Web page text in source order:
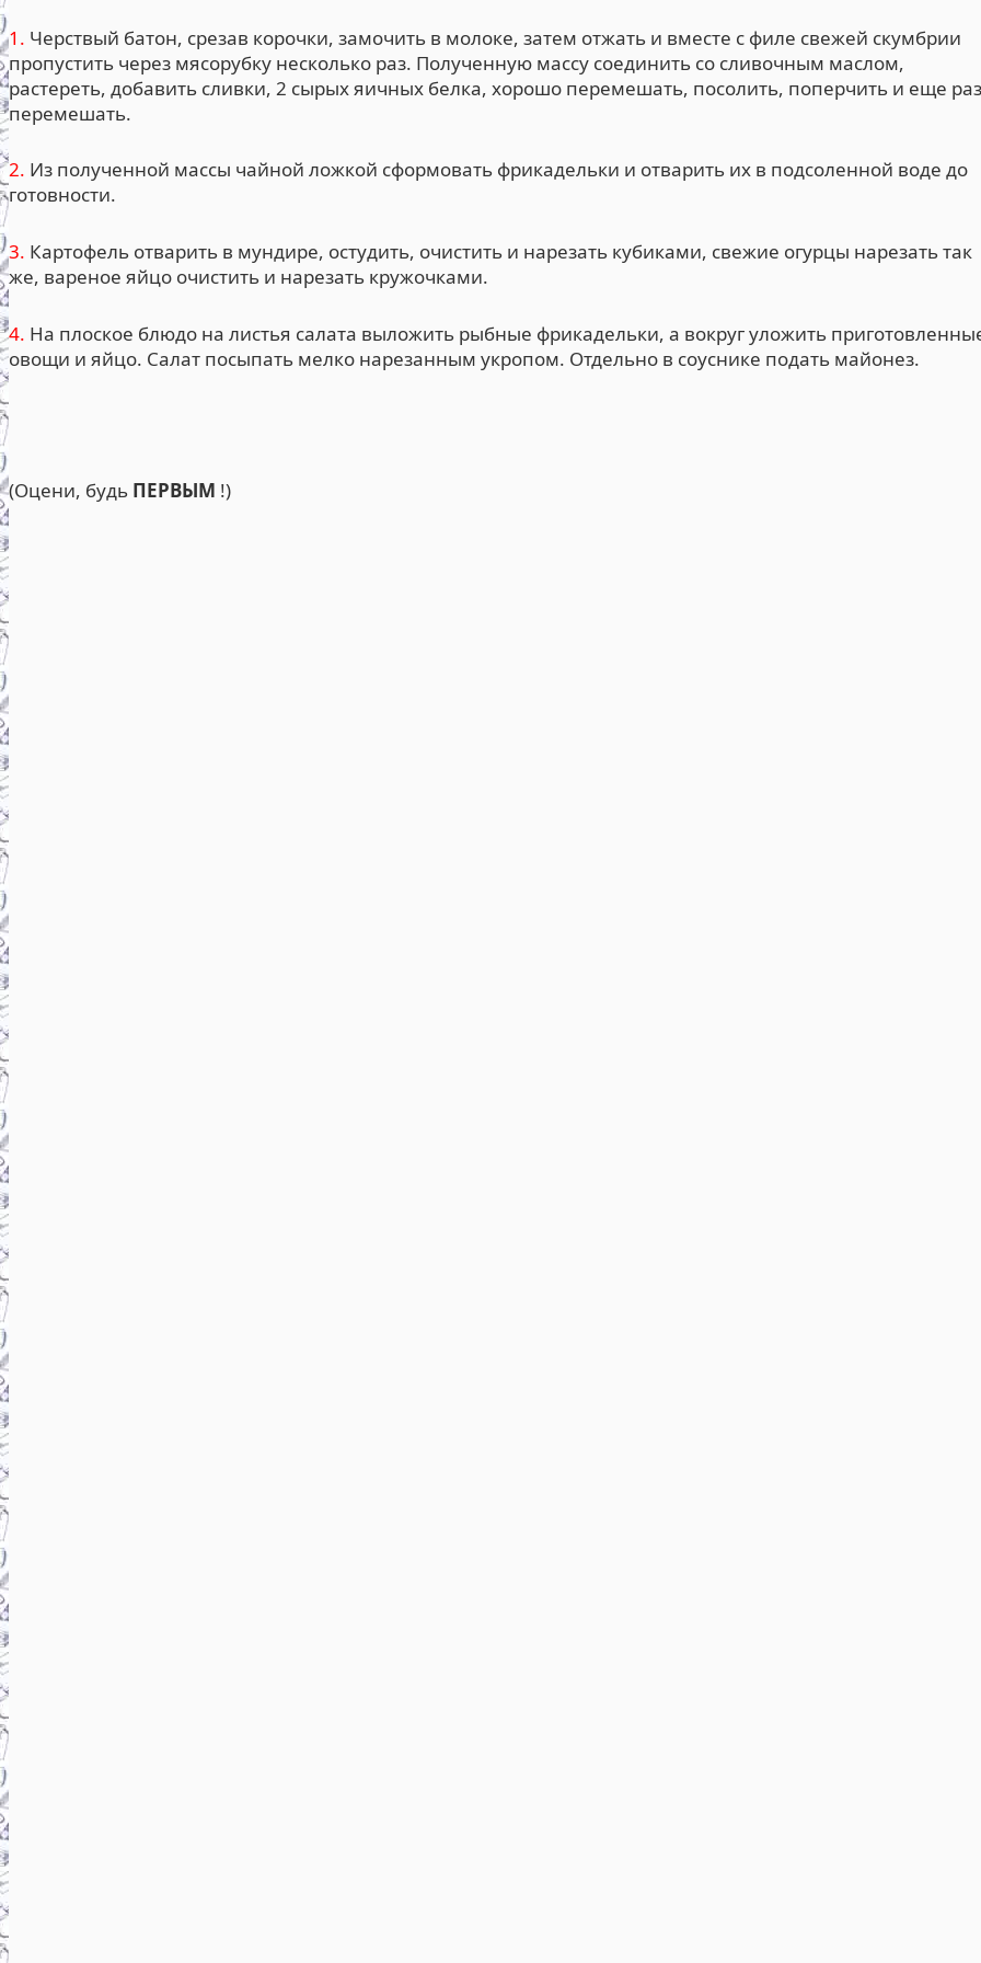
1. Черствый батон, срезав корочки, замочить в молоке, затем отжать и вместе с филе свежей скумбрии
пропустить через мясорубку несколько раз. Полученную массу соединить со сливочным маслом,
растереть, добавить сливки, 2 сырых яичных белка, хорошо перемешать, посолить, поперчить и еще раз
перемешать.
2. Из полученной массы чайной ложкой сформовать фрикадельки и отварить их в подсоленной воде до
готовности.
3. Картофель отварить в мундире, остудить, очистить и нарезать кубиками, свежие огурцы нарезать так
же, вареное яйцо очистить и нарезать кружочками.
4. На плоское блюдо на листья салата выложить рыбные фрикадельки, а вокруг уложить
овощи и яйцо. Салат посыпать мелко нарезанным укропом. Отдельно в соуснике подать майонез.
(Оцени, будь ПЕРВЫМ !)